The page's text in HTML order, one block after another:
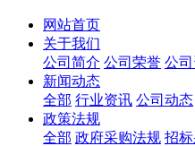
网站首页
关于我们
公司简介 公司荣誉 公
新闻动态
全部 行业资讯 公司动态
政策法规
全部 政府采购法规 招